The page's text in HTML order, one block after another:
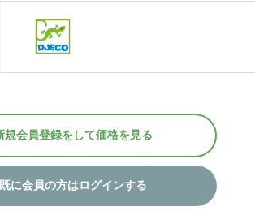
規会員登録をして価格を見る
既に会員の方はログインする